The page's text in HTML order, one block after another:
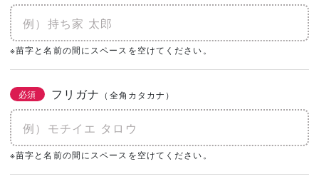
※苗字と名前の間にスペースを空けてください。
必須 フリガナ （全角カタカナ）
※苗字と名前の間にスペースを空けてください。